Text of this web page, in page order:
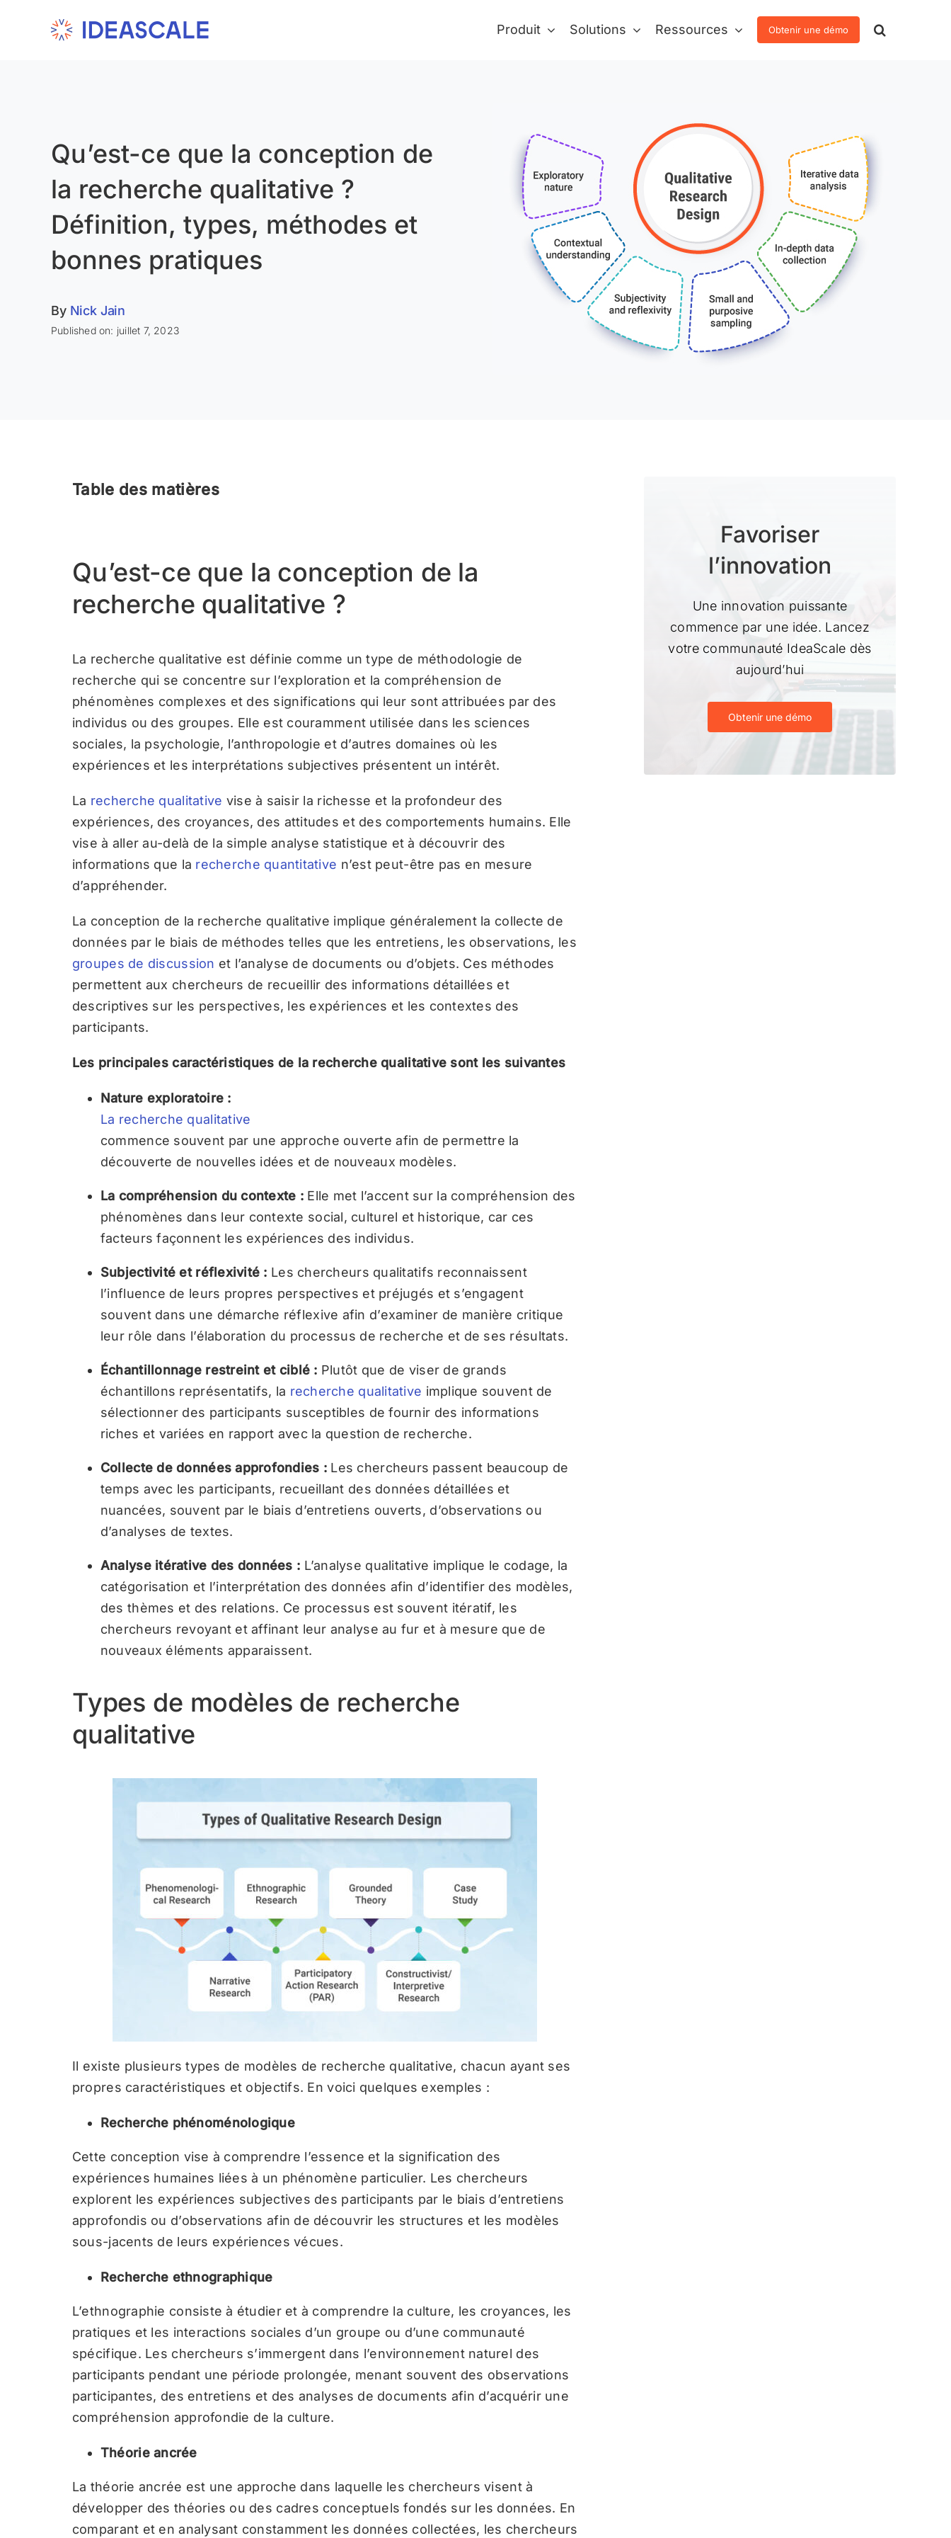
Produit Solutions Ressources Obtenir une démo
Qu’est-ce que la conception de
la recherche qualitative ?
Définition, types, méthodes et
bonnes pratiques
By Nick Jain
Published on: juillet 7, 2023
Table des matières
Qu’est-ce que la conception de la
recherche qualitative ?
La recherche qualitative est définie comme un type de méthodologie de
recherche qui se concentre sur l’exploration et la compréhension de
phénomènes complexes et des significations qui leur sont attribuées par des
individus ou des groupes. Elle est couramment utilisée dans les sciences
sociales, la psychologie, l’anthropologie et d’autres domaines où les
expériences et les interprétations subjectives présentent un intérêt.
La recherche qualitative vise à saisir la richesse et la profondeur des
expériences, des croyances, des attitudes et des comportements humains. Elle
vise à aller au-delà de la simple analyse statistique et à découvrir des
informations que la recherche quantitative n’est peut-être pas en mesure
d’appréhender.
La conception de la recherche qualitative implique généralement la collecte de
données par le biais de méthodes telles que les entretiens, les observations, les
groupes de discussion et l’analyse de documents ou d’objets. Ces méthodes
permettent aux chercheurs de recueillir des informations détaillées et
descriptives sur les perspectives, les expériences et les contextes des
participants.
Les principales caractéristiques de la recherche qualitative sont les suivantes
Nature exploratoire :
La recherche qualitative
commence souvent par une approche ouverte afin de permettre la
découverte de nouvelles idées et de nouveaux modèles.
La compréhension du contexte : Elle met l’accent sur la compréhension des
phénomènes dans leur contexte social, culturel et historique, car ces
facteurs façonnent les expériences des individus.
Subjectivité et réflexivité : Les chercheurs qualitatifs reconnaissent
l’influence de leurs propres perspectives et préjugés et s’engagent
souvent dans une démarche réflexive afin d’examiner de manière critique
leur rôle dans l’élaboration du processus de recherche et de ses résultats.
Échantillonnage restreint et ciblé : Plutôt que de viser de grands
échantillons représentatifs, la recherche qualitative implique souvent de
sélectionner des participants susceptibles de fournir des informations
riches et variées en rapport avec la question de recherche.
Collecte de données approfondies : Les chercheurs passent beaucoup de
temps avec les participants, recueillant des données détaillées et
nuancées, souvent par le biais d’entretiens ouverts, d’observations ou
d’analyses de textes.
Analyse itérative des données : L’analyse qualitative implique le codage, la
catégorisation et l’interprétation des données afin d’identifier des modèles,
des thèmes et des relations. Ce processus est souvent itératif, les
chercheurs revoyant et affinant leur analyse au fur et à mesure que de
nouveaux éléments apparaissent.
Types de modèles de recherche
qualitative
Il existe plusieurs types de modèles de recherche qualitative, chacun ayant ses
propres caractéristiques et objectifs. En voici quelques exemples :
Recherche phénoménologique
Cette conception vise à comprendre l’essence et la signification des
expériences humaines liées à un phénomène particulier. Les chercheurs
explorent les expériences subjectives des participants par le biais d’entretiens
approfondis ou d’observations afin de découvrir les structures et les modèles
sous-jacents de leurs expériences vécues.
Recherche ethnographique
L’ethnographie consiste à étudier et à comprendre la culture, les croyances, les
pratiques et les interactions sociales d’un groupe ou d’une communauté
spécifique. Les chercheurs s’immergent dans l’environnement naturel des
participants pendant une période prolongée, menant souvent des observations
participantes, des entretiens et des analyses de documents afin d’acquérir une
compréhension approfondie de la culture.
Théorie ancrée
La théorie ancrée est une approche dans laquelle les chercheurs visent à
développer des théories ou des cadres conceptuels fondés sur les données. En
comparant et en analysant constamment les données collectées, les chercheurs
Favoriser
l’innovation
Une innovation puissante
commence par une idée. Lancez
votre communauté IdeaScale dès
aujourd’hui
Obtenir une démo